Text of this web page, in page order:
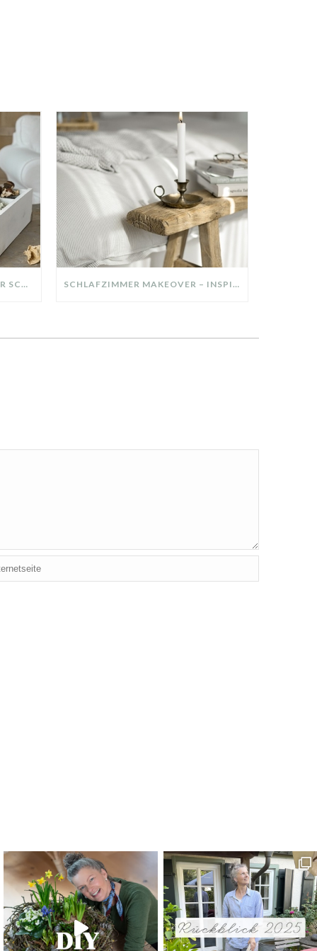
DIY-DEKO-TABLETT AUS ALTER SCHUBLADE – NACHHALTIGE HERBSTDEKO SELBER MACHEN! SCHLAFZIMMER MAKEOVER – INSPIRATION FÜR DEIN SCHLAFZIMMER: AUS ALT MACH NEU – HELL, GEMÜTLICH UND EINLADEND